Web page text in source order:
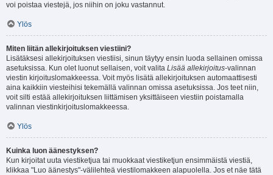
voi poistaa viestejä, jos niihin on joku vastannut.
Ylös
Miten liitän allekirjoituksen viestiini?
Lisätäksesi allekirjoituksen viestiisi, sinun täytyy ensin luoda sellainen omissa
asetuksissa. Kun olet luonut sellaisen, voit valita Lisää allekirjoitus-valinnan
viestin kirjoituslomakkeessa. Voit myös lisätä allekirjoituksen automaattisesti
aina kaikkiin viesteihisi tekemällä valinnan omissa asetuksissa. Jos teet niin,
voit silti estää allekirjoituksen liittämisen yksittäiseen viestiin poistamalla
valinnan viestinkirjoituslomakkeessa.
Ylös
Kuinka luon äänestyksen?
Kun kirjoitat uuta viestiketjua tai muokkaat viestiketjun ensimmäistä viestiä,
klikkaa "Luo äänestys"-välilehteä viestilomakkeen alapuolella. Jos et näe tätä